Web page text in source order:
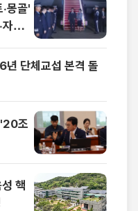
몽골'
원
단체교섭 본격 돌
조
핵